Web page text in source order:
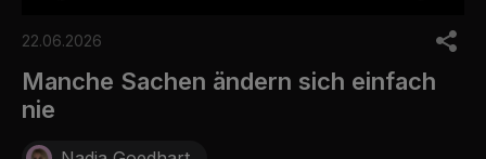
o
8
s
e
22.06.2026
Manche Sachen ändern sich einfach
nie